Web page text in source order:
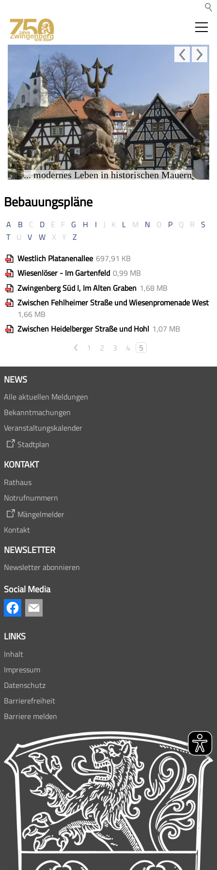
... modernes Leben in historischen Mauern
Bebauungspläne
A B C D E F G H I J K L M N O P Q R S
T U V W X Y Z
Westlich Platanenallee 697,91 KB
Wiesenlöser - Im Gartenfeld 0,99 MB
Zwingenberg Süd I, Im Alten Graben 1,68 MB
Zwischen Fehlheimer Straße und Wiesenpromenade West
1,66 MB
Zwischen Heidelberger Straße und Hohl 1,07 MB
<
1 2 3 4 5
NEWS
Alle aktuellen Meldungen
Bekanntmachungen
Veranstaltungskalender
Stadtplan
KONTAKT
Rathaus
Notrufnummern
Mängelmelder
Kontakt
NEWSLETTER
Newsletter abonnieren
Social Media
LINKS
Inhalt
Impressum
Datenschutz
Barrierefreiheit
Barriere melden